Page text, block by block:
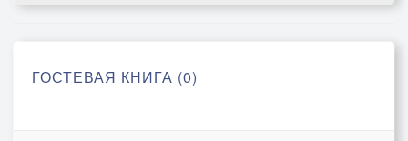
ГОСТЕВАЯ КНИГА (0)